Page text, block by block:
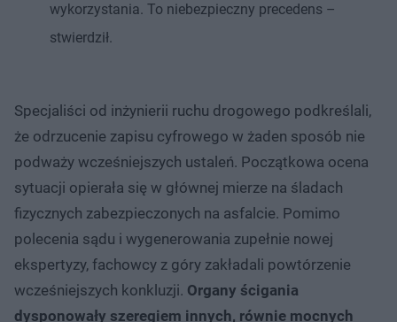
wykorzystania. To niebezpieczny precedens –
stwierdził.
Specjaliści od inżynierii ruchu drogowego podkreślali,
że odrzucenie zapisu cyfrowego w żaden sposób nie
podważy wcześniejszych ustaleń. Początkowa ocena
sytuacji opierała się w głównej mierze na śladach
fizycznych zabezpieczonych na asfalcie. Pomimo
polecenia sądu i wygenerowania zupełnie nowej
ekspertyzy, fachowcy z góry zakładali powtórzenie
wcześniejszych konkluzji. Organy ścigania
dysponowały szeregiem innych, równie mocnych